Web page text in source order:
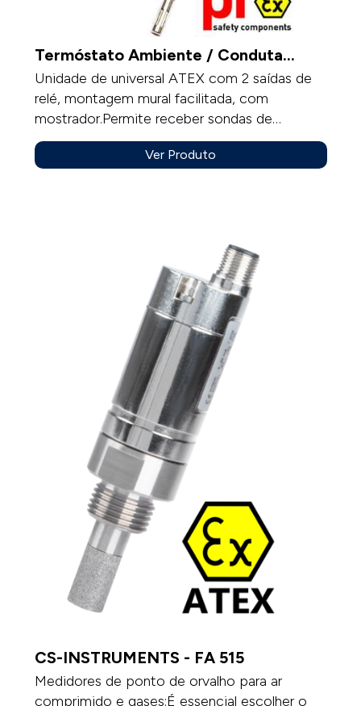
Termóstato Ambiente / Conduta
ATEX
Unidade de universal ATEX com 2 saídas de
relé, montagem mural facilitada, com
mostrador.Permite receber sondas de
temperatura, sondas humidade, módulos de
pressão, modulo pressão /caudal com
Ver Produto
CS-INSTRUMENTS - FA 515
Medidores de ponto de orvalho para ar
comprimido e gases:É essencial escolher o